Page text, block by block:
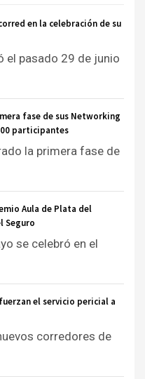
en la celebración de su
el pasado 29 de junio
fase de sus Networking
participantes
la primera fase de
Aula de Plata del
Seguro
se celebró en el
el servicio pericial a
corredores de